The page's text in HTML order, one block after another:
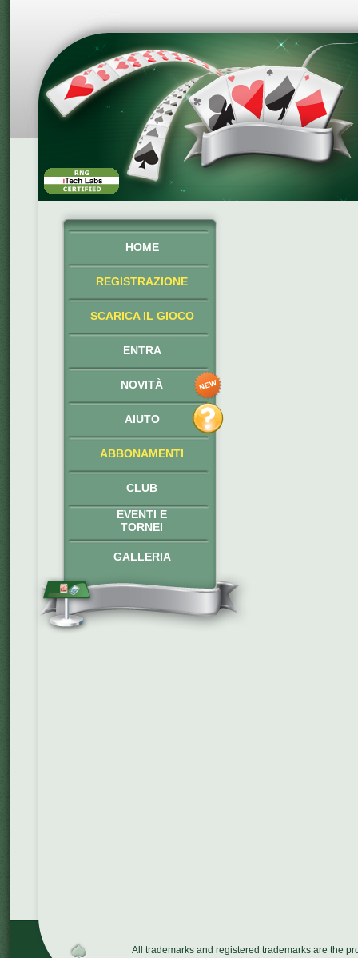
HOME
REGISTRAZIONE
SCARICA IL GIOCO
ENTRA
NOVITÀ
AIUTO
ABBONAMENTI
CLUB
EVENTI E
TORNEI
GALLERIA
All trademarks and registered trademarks are the